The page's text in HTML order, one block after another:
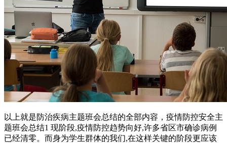
以上就是防治疾病主题班会总结的全部内容，疫情防控安全主
题班会总结1 现阶段,疫情防控趋势向好,许多省区市确诊病例
已经清零。而身为学生群体的我们,在这样关键的阶段更应该